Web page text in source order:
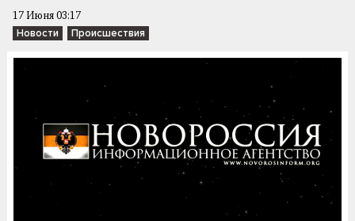
17 Июня 03:17
Новости Происшествия